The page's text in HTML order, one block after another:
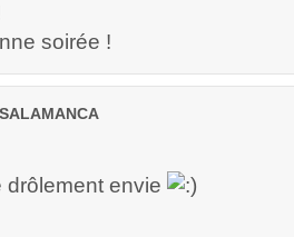
soirée !
drôlement envie